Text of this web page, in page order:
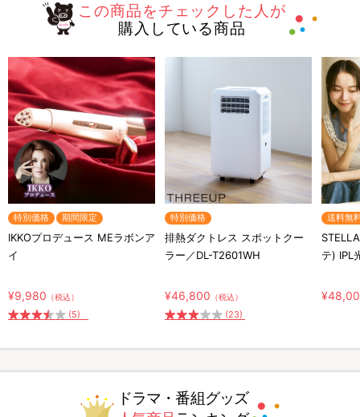
この商品をチェックした人が
購入している商品
特別価格 期間限定
IKKOプロデュース MEラボンア
イ
¥9,980 （税込）
(5)
特別価格
排熱ダクトレス スポットクー
ラー／DL-T2601WH
¥46,800 （税込）
(23)
送料無
テ) IPL
ドラマ・番組グッズ